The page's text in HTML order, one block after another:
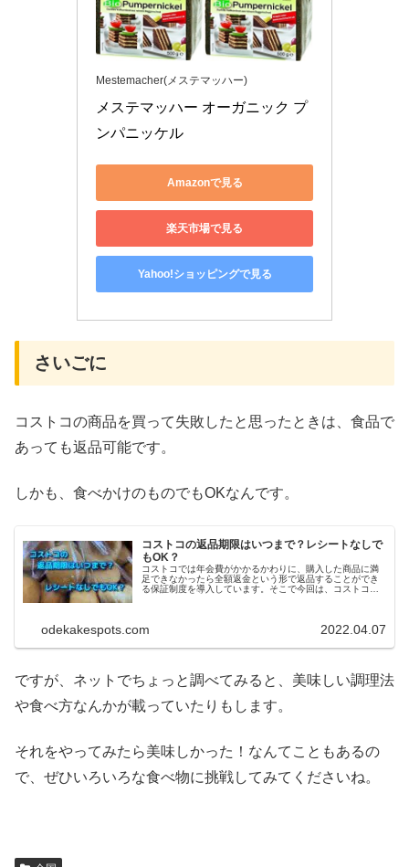
Mestemacher(メステマッハー)
メステマッハー オーガニック プ
ンパニッケル
Amazonで見る
楽天市場で見る
Yahoo!ショッピングで見る
さいごに
コストコの商品を買って失敗したと思ったときは、食品で
あっても返品可能です。
しかも、食べかけのものでもOKなんです。
コストコの返品期限はいつまで？レシートなしで
もOK？
コストコでは年会費がかかるかわりに、購入した商品に満
足できなかったら全額返金という形で返品することができ
る保証制度を導入しています。そこで今回は、コストコで
odekakespots.com 2022.04.07
ですが、ネットでちょっと調べてみると、美味しい調理法
や食べ方なんかが載っていたりもします。
それをやってみたら美味しかった！なんてこともあるの
で、ぜひいろいろな食べ物に挑戦してみてくださいね。